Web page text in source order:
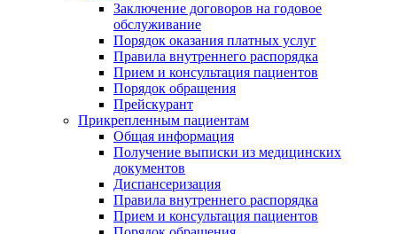
Заключение договоров на годовое
обслуживание
Порядок оказания платных услуг
Правила внутреннего распорядка
Прием и консультация пациентов
Порядок обращения
Прейскурант
Прикрепленным пациентам
Общая информация
Получение выписки из медицинских
документов
Диспансеризация
Правила внутреннего распорядка
Прием и консультация пациентов